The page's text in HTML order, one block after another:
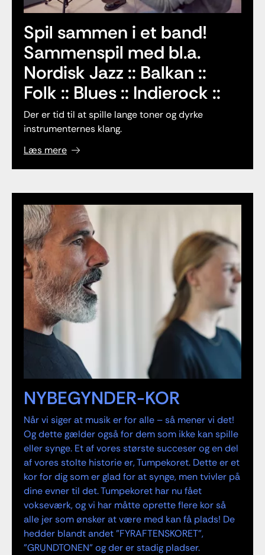
Spil sammen i et band!
Sammenspil med bl.a.
Nordisk Jazz :: Balkan ::
Folk :: Blues :: Indierock ::
Der er tid til at spille lange toner og dyrke
instrumenternes klang.
Læs mere
NYBEGYNDER-KOR
Når vi siger at musik er for alle – så mener vi det!
Og dette gælder også for dem som ikke kan spille
eller synge. Et af vores største succeser og en del
af vores stolte historie er, Tumpekoret. Dette er et
kor for dig som er glad for at synge, men tvivler på
dine evner til det. Tumpekoret har nu fået
vokseværk, og vi har måtte oprette flere kor så
alle jer som ønsker at være med kan få plads! De
hedder blandt andet "FYRAFTENSKORET",
"GRUNDTONEN" og der er stadig pladser.